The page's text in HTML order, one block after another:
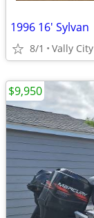
1996 16' Sylvan
8/1 Vally City
$9,950